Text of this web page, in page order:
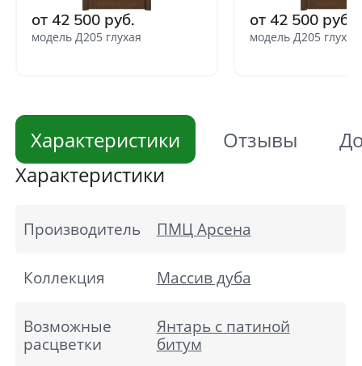
от 42 500 руб.
модель Д205 глухая
от 42 500 руб.
модель Д205 глухая
Характеристики Отзывы
Характеристики
Производитель ПМЦ Арсена
Коллекция Массив дуба
Возможные
расцветки
Янтарь с патиной
битум